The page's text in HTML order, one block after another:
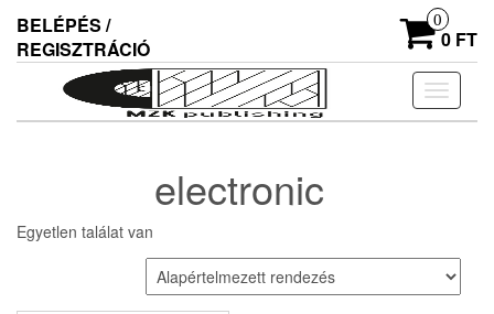
the
BELÉPÉS /
REGISZTRÁCIÓ
0
0 FT
ki/
electronic
Egyetlen találat van